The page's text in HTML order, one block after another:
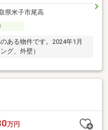
県米子市尾高
ある物件です。2024年1月
グ、外壁）
万円